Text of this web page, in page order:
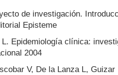
de investigación.
Episteme
Epidemiología clínica:
2004
V, De la Lanza L,